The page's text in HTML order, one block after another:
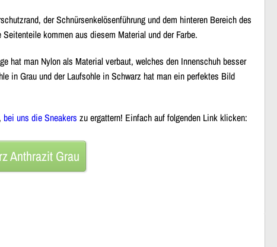
der Schnürsenkelösenführung und dem hinteren Bereich des
kommen aus diesem Material und der Farbe.
hat man Nylon als Material verbaut, welches den Innenschuh besser
in Grau und der Laufsohle in Schwarz hat man ein perfektes Bild
bei uns die Sneakers zu ergattern! Einfach auf folgenden Link klicken:
Anthrazit Grau